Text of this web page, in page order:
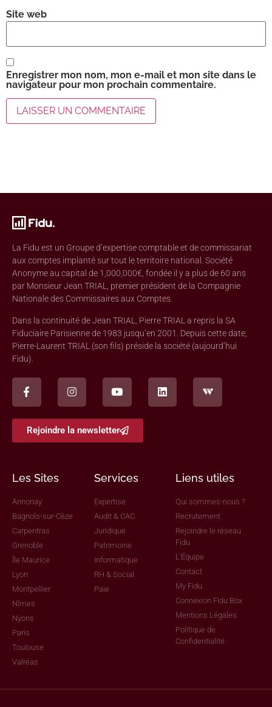
Site web
Enregistrer mon nom, mon e-mail et mon site dans le
navigateur pour mon prochain commentaire.
La Fidu est un Groupe d’expertise comptable et de commissariat
aux comptes implanté sur tout le territoire national. Société
Anonyme au capital de 1,000,000€, fondée il y a plus de 60 ans
par Monsieur Jean TRIAL, premier président de la Compagnie
Nationale des Commissaires aux Comptes.
Dans la continuité de Jean TRIAL, Pierre TRIAL a repris la SA
Fiduciaire Parisienne de 1983 jusqu’en 2001. Depuis cette date,
Pierre-Laurent TRIAL (son fils) préside la société (aujourd’hui
Fidu).
Rejoindre la newsletter
Les Sites
Annonay
Bagnols-sur-Cèze
Carpentras
Grenoble
Île Maurice
Lyon
Montpellier
Nîmes
Nyons
Paris
Toulouse
Valréas
Services
Expertise
Audit & CAC
Juridique
Patrimoine
Informatique
RH & Social
Paie
Liens utiles
Qui sommes-nous ?
Recrutement
Rejoindre le réseau
Fidu
L'Équipe
Contact
My Fidu
Connexion Fidu Box
Mentions Légales
Politique de
Confidentialité